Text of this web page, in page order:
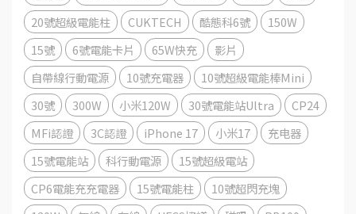
20號超級電能柱
CUKTECH 酷態科6號
150W
15號
6號電能卡片 65W快充
影片
自帶線行動電源
10號充電器
10號超級電能棒Mini
30號
300W 小米120W 30號電能站Ultra
CP24
MFi認證
3C認證 iPhone 17 小米17
充电器
15號電能站
科行動電源
15號超級電站
CP6電能充充電器
15號電能柱
10號超閃充塊